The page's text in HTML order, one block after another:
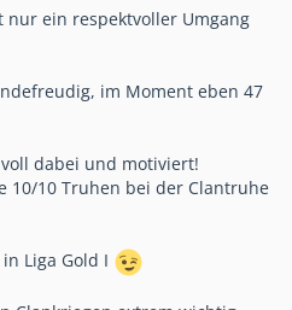
ein respektvoller Umgang
im Moment eben 47
dabei und motiviert!
10/10 Truhen bei der Clantruhe
Liga Gold I